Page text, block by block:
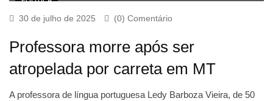
30 de julho de 2025 (0) Comentário
Professora morre após ser
atropelada por carreta em MT
A professora de língua portuguesa Ledy Barboza Vieira, de 50